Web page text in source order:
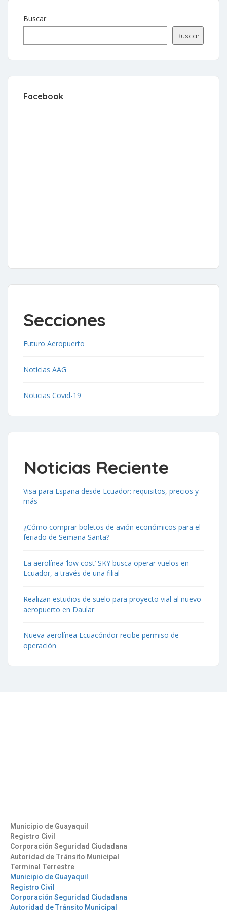
Buscar
Buscar
Facebook
Secciones
Futuro Aeropuerto
Noticias AAG
Noticias Covid-19
Noticias Reciente
Visa para España desde Ecuador: requisitos, precios y
más
¿Cómo comprar boletos de avión económicos para el
feriado de Semana Santa?
La aerolínea ‘low cost’ SKY busca operar vuelos en
Ecuador, a través de una filial
Realizan estudios de suelo para proyecto vial al nuevo
aeropuerto en Daular
Nueva aerolínea Ecuacóndor recibe permiso de
operación
Municipio de Guayaquil
Registro Civil
Corporación Seguridad Ciudadana
Autoridad de Tránsito Municipal
Terminal Terrestre
Municipio de Guayaquil
Registro Civil
Corporación Seguridad Ciudadana
Autoridad de Tránsito Municipal